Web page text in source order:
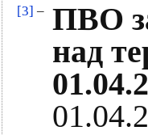
[3] – ПВО
над